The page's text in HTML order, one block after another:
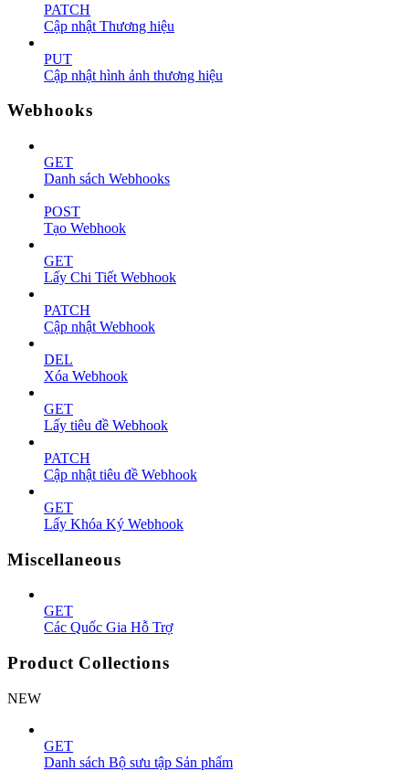
PATCH
Cập nhật Thương hiệu
PUT
Cập nhật hình ảnh thương hiệu
Webhooks
GET
Danh sách Webhooks
POST
Tạo Webhook
GET
Lấy Chi Tiết Webhook
PATCH
Cập nhật Webhook
DEL
Xóa Webhook
GET
Lấy tiêu đề Webhook
PATCH
Cập nhật tiêu đề Webhook
GET
Lấy Khóa Ký Webhook
Miscellaneous
GET
Các Quốc Gia Hỗ Trợ
Product Collections
NEW
GET
Danh sách Bộ sưu tập Sản phẩm